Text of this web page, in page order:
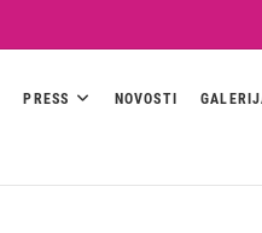
PRESS NOVOSTI